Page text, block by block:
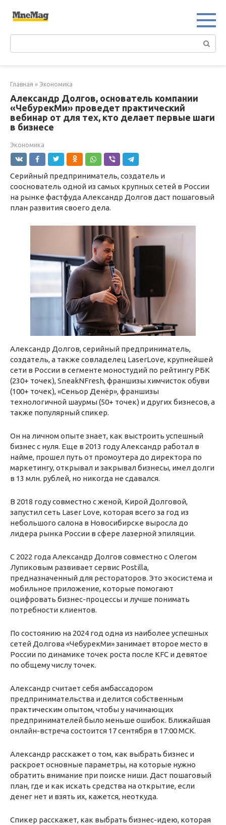
Главная » Экономика
Александр Долгов, основатель компании
«ЧебурекМи» проведет практический
вебинар от для тех, кто делает первые шаги
в бизнесе
Экономика
Серийный предприниматель, создатель и
сооснователь одной из самых крупных сетей в России
на рынке фастфуда Александр Долгов даст пошаговый
план развития своего дела.
Александр Долгов, серийный предприниматель,
создатель, а также совладелец LaserLove, крупнейшей
сети в России в сегменте моностудий по рейтингу РБК
(230+ точек), SneakNFresh, франшизы химчисток обуви
(100+ точек), «Сеньор Денёр», франшизы
технологичной шаурмы (50+ точек) и других бизнесов, а
также популярный спикер.
Он на личном опыте знает, как выстроить успешный
бизнес с нуля. Еще в 2013 году Александр работал в
найме, прошел путь от промоутера до директора по
маркетингу, открывал и закрывал бизнесы, имел долги
в 13 млн. рублей, но никогда не сдавался.
В 2018 году совместно с женой, Кирой Долговой,
запустил сеть Laser Love, которая всего за год из
небольшого салона в Новосибирске выросла до
лидера рынка России в сфере лазерной эпиляции.
С 2022 года Александр Долгов совместно с Олегом
Лупиковым развивает сервис Postilla,
предназначенный для рестораторов. Это экосистема и
мобильное приложение, которые помогают
оцифровать бизнес-процессы и лучше понимать
потребности клиентов.
По состоянию на 2024 год одна из наиболее успешных
сетей Долгова «ЧебурекМи» занимает второе место в
России по динамике точек роста после KFC и девятое
по общему числу точек.
Александр считает себя амбассадором
предпринимательства и делится собственным
практическим опытом, чтобы у начинающих
предпринимателей было меньше ошибок. Ближайшая
онлайн-встреча состоится 17 сентября в 17:00 МСК.
Александр расскажет о том, как выбрать бизнес и
раскроет основные параметры, на которые нужно
обратить внимание при поиске ниши. Даст пошаговый
план, где и как искать средства на открытие, если
денег нет и взять их, кажется, неоткуда.
Спикер расскажет, как выбрать бизнес-идею, которая